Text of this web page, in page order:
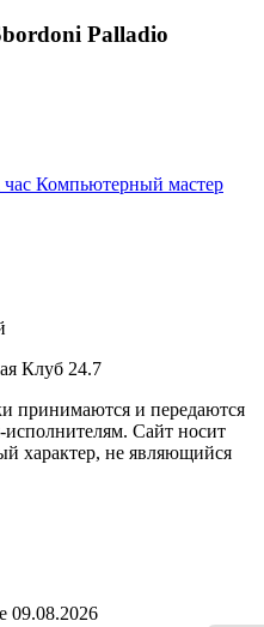
Palladio
Компьютерный мастер
Клуб 24.7
принимаются и передаются
Сайт носит
характер, не являющийся
09.08.2026